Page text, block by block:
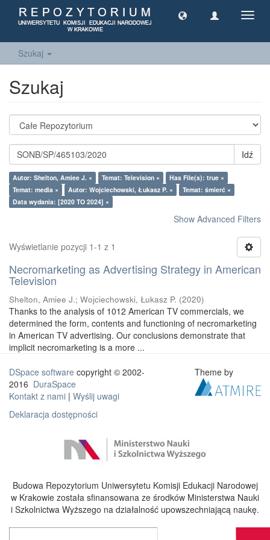
Szukaj
Szukaj
Idź
Autor: Shelton, Amiee J. × Temat: Television ×
Has File(s): true ×
Temat: media ×
Autor: Wojciechowski, Łukasz P. ×
Temat: śmierć ×
Data wydania: [2020 TO 2024] ×
Show Advanced Filters
Wyświetlanie pozycji 1-1 z 1
Necromarketing as Advertising Strategy in American
Television
Shelton, Amiee J.; Wojciechowski, Łukasz P. (2020)
Thanks to the analysis of 1012 American TV commercials, we
determined the form, contents and functioning of necromarketing
in American TV advertising. Our conclusions demonstrate that
implicit necromarketing is a more ...
DSpace software copyright © 2002-
2016 DuraSpace
Kontakt z nami | Wyślij uwagi
Deklaracja dostępności
Theme by
Budowa Repozytorium Uniwersytetu Komisji Edukacji Narodowej
w Krakowie została sfinansowana ze środków Ministerstwa Nauki
i Szkolnictwa Wyższego na działalność upowszechniającą naukę.